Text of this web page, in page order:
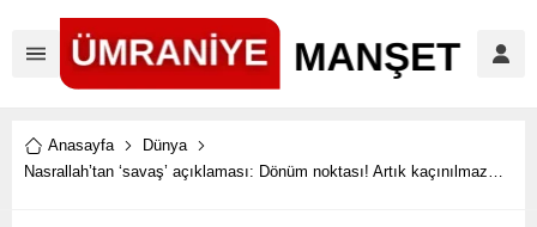
Anasayfa
Dünya
Nasrallah’tan ‘savaş’ açıklaması: Dönüm noktası! Artık kaçınılmaz…